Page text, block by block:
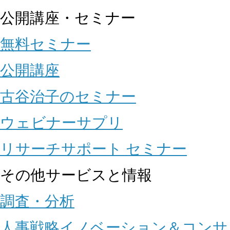
公開講座・セミナー
無料セミナー
公開講座
古谷治子のセミナー
ウェビナーサプリ
リサーチサポート セミナー
その他サービスと情報
調査・分析